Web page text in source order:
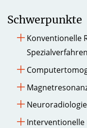
Schwerpunkte
Konventionelle
Spezialverfahren
Neuroradiologie
Interventionelle